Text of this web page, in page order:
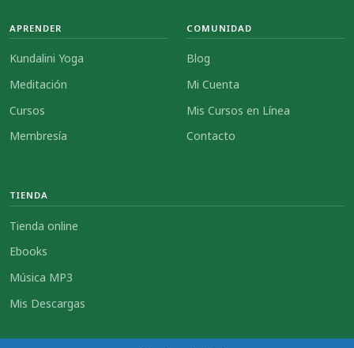
APRENDER
Kundalini Yoga
Meditación
Cursos
Membresía
COMUNIDAD
Blog
Mi Cuenta
Mis Cursos en Línea
Contacto
TIENDA
Tienda online
Ebooks
Música MP3
Mis Descargas